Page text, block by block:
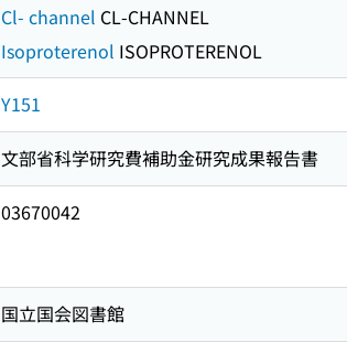
Cl- channel CL-CHANNEL
Isoproterenol ISOPROTERENOL
Y151
文部省科学研究費補助金研究成果報告書
03670042
国立国会図書館